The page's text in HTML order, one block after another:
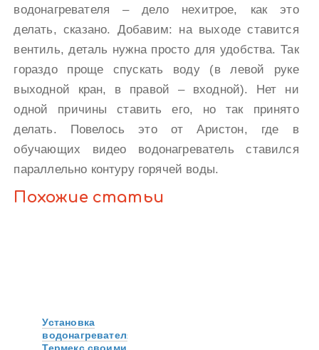
водонагревателя – дело нехитрое, как это
делать, сказано. Добавим: на выходе ставится
вентиль, деталь нужна просто для удобства. Так
гораздо проще спускать воду (в левой руке
выходной кран, в правой – входной). Нет ни
одной причины ставить его, но так принято
делать. Повелось это от Аристон, где в
обучающих видео водонагреватель ставился
параллельно контуру горячей воды.
Похожие статьи
Установка
водонагревателя